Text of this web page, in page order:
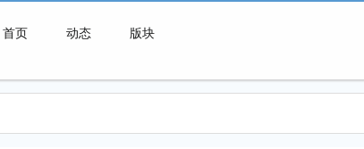
首页 动态 版块